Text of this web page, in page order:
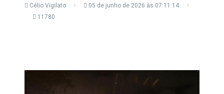
Célio Vigilato
05 de junho de 2026 às 07:11:14
11780